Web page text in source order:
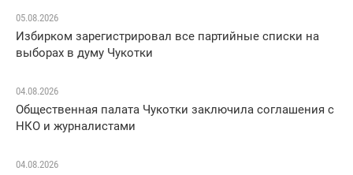
05.08.2026
Избирком зарегистрировал все партийные списки на
выборах в думу Чукотки
04.08.2026
Общественная палата Чукотки заключила соглашения с
НКО и журналистами
04.08.2026